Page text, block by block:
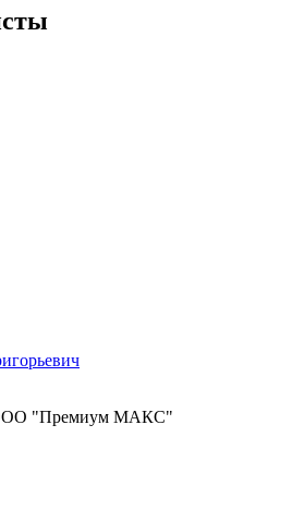
ООО "Премиум МАКС"